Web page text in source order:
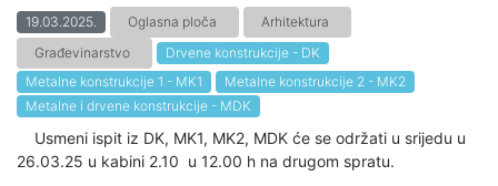
19.03.2025. Oglasna ploča
Arhitektura
Građevinarstvo
Drvene konstrukcije - DK
Metalne konstrukcije 1 - MK1
Metalne konstrukcije 2 - MK2
Metalne i drvene konstrukcije - MDK
Usmeni ispit iz DK, MK1, MK2, MDK će se održati u srijedu u
26.03.25 u kabini 2.10 u 12.00 h na drugom spratu.